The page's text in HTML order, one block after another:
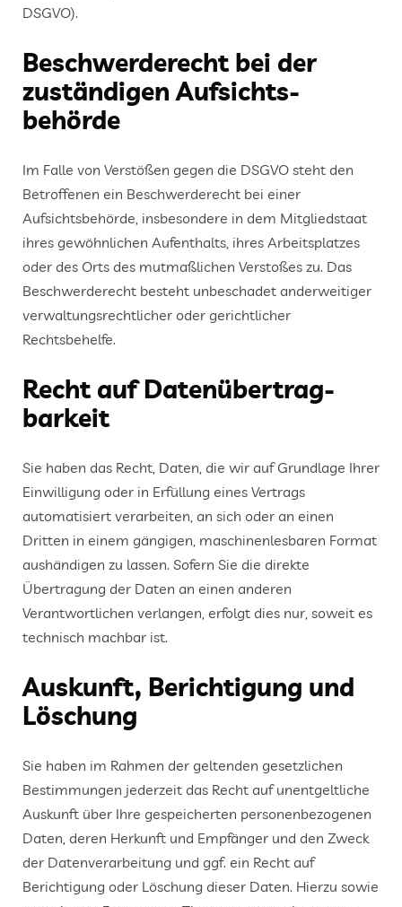
DSGVO).
Beschwerde­recht bei der
zuständigen Aufsichts­
behörde
Im Falle von Verstößen gegen die DSGVO steht den
Betroffenen ein Beschwerderecht bei einer
Aufsichtsbehörde, insbesondere in dem Mitgliedstaat
ihres gewöhnlichen Aufenthalts, ihres Arbeitsplatzes
oder des Orts des mutmaßlichen Verstoßes zu. Das
Beschwerderecht besteht unbeschadet anderweitiger
verwaltungsrechtlicher oder gerichtlicher
Rechtsbehelfe.
Recht auf Daten­übertrag­
barkeit
Sie haben das Recht, Daten, die wir auf Grundlage Ihrer
Einwilligung oder in Erfüllung eines Vertrags
automatisiert verarbeiten, an sich oder an einen
Dritten in einem gängigen, maschinenlesbaren Format
aushändigen zu lassen. Sofern Sie die direkte
Übertragung der Daten an einen anderen
Verantwortlichen verlangen, erfolgt dies nur, soweit es
technisch machbar ist.
Auskunft, Berichtigung und
Löschung
Sie haben im Rahmen der geltenden gesetzlichen
Bestimmungen jederzeit das Recht auf unentgeltliche
Auskunft über Ihre gespeicherten personenbezogenen
Daten, deren Herkunft und Empfänger und den Zweck
der Datenverarbeitung und ggf. ein Recht auf
Berichtigung oder Löschung dieser Daten. Hierzu sowie